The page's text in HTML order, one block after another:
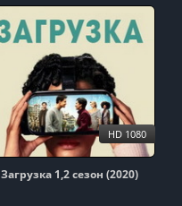
Загрузка 1,2 сезон (2020)
HD 1080